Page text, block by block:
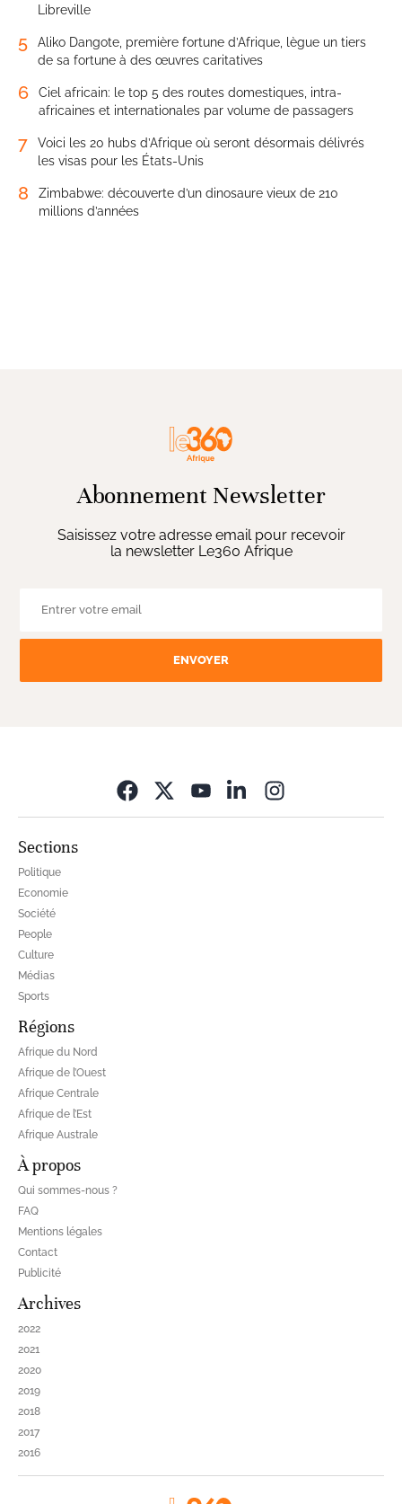
Libreville
5
Aliko Dangote, première fortune d’Afrique, lègue un tiers
de sa fortune à des œuvres caritatives
6
Ciel africain: le top 5 des routes domestiques, intra-
africaines et internationales par volume de passagers
7
Voici les 20 hubs d’Afrique où seront désormais délivrés
les visas pour les États-Unis
8
Zimbabwe: découverte d’un dinosaure vieux de 210
millions d’années
Abonnement Newsletter
Saisissez votre adresse email pour recevoir
la newsletter Le360 Afrique
ENVOYER
Sections
Politique
Economie
Société
People
Culture
Médias
Sports
Régions
Afrique du Nord
Afrique de l’Ouest
Afrique Centrale
Afrique de l’Est
Afrique Australe
À propos
Qui sommes-nous ?
FAQ
Mentions légales
Contact
Publicité
Archives
2022
2021
2020
2019
2018
2017
2016